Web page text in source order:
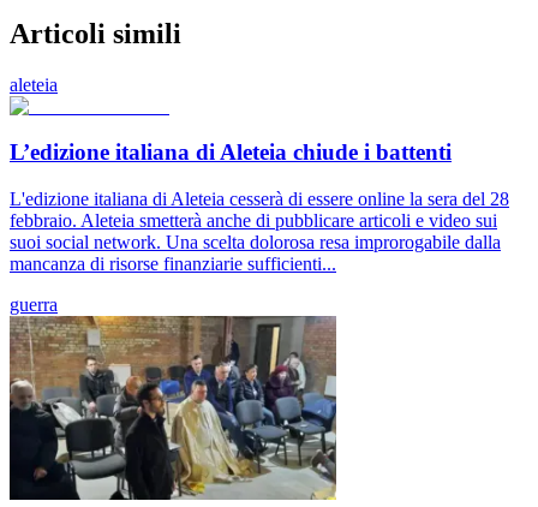
Articoli simili
aleteia
L’edizione italiana di Aleteia chiude i battenti
L'edizione italiana di Aleteia cesserà di essere online la sera del 28
febbraio. Aleteia smetterà anche di pubblicare articoli e video sui
suoi social network. Una scelta dolorosa resa improrogabile dalla
mancanza di risorse finanziarie sufficienti...
guerra